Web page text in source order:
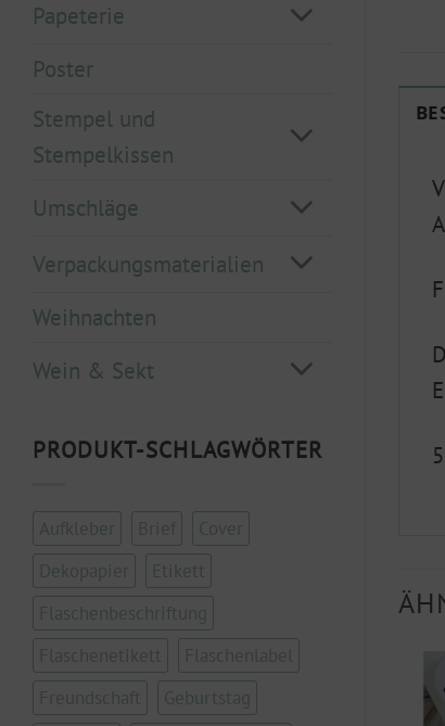
Papeterie
Poster
Stempel und
Stempelkissen
Umschläge
Verpackungsmaterialien
Weihnachten
Wein & Sekt
PRODUKT-SCHLAGWÖRTER
Aufkleber Brief
Cover
Dekopapier
Etikett
Flaschenbeschriftung
Flaschenetikett
Flaschenlabel
Freundschaft
Geburtstag